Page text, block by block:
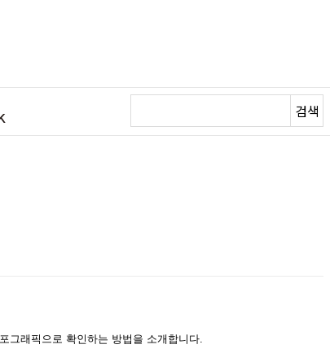
검색
그래픽으로 확인하는 방법을 소개합니다.